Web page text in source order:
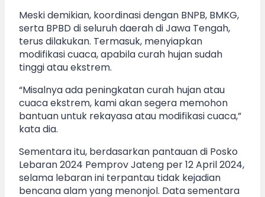
Meski demikian, koordinasi dengan BNPB, BMKG,
serta BPBD di seluruh daerah di Jawa Tengah,
terus dilakukan. Termasuk, menyiapkan
modifikasi cuaca, apabila curah hujan sudah
tinggi atau ekstrem.
“Misalnya ada peningkatan curah hujan atau
cuaca ekstrem, kami akan segera memohon
bantuan untuk rekayasa atau modifikasi cuaca,”
kata dia.
Sementara itu, berdasarkan pantauan di Posko
Lebaran 2024 Pemprov Jateng per 12 April 2024,
selama lebaran ini terpantau tidak kejadian
bencana alam yang menonjol. Data sementara